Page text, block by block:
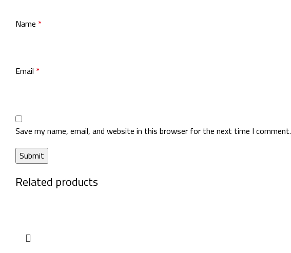
Name *
Email *
Save my name, email, and website in this browser for the next time I comment.
Related products